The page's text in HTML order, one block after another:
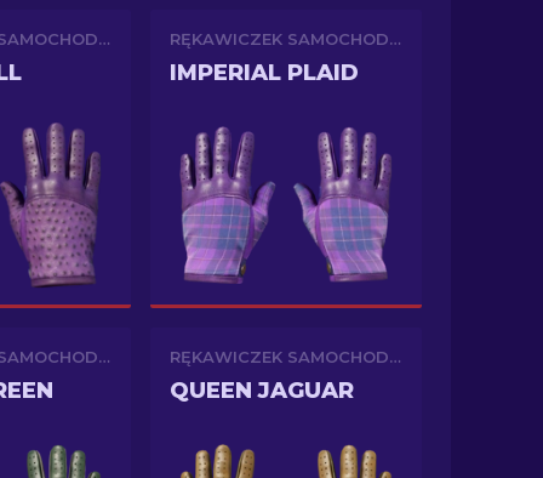
RĘKAWICZEK SAMOCHODOWYCH RĘKAWICZEK SAMOCHODOWYCH
IMPERIAL PLAID
RĘKAWICZEK SAMOCHODOWYCH RĘKAWICZEK SAMOCHODOWYCH
QUEEN JAGUAR